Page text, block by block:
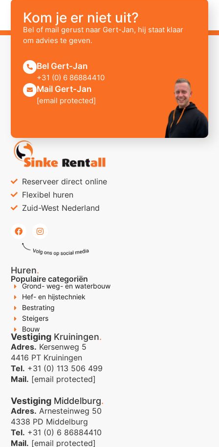
Reserveer direct online
Flexibel huren
Zuid-West Nederland
Huren.
Populaire categoriën
Grond- weg- en waterbouw
Hef- en hijstechniek
Bestrating
Steigers
Bouw
Vestiging Kruiningen.
Adres. Kersenweg 5
4416 PT Kruiningen
Tel. +31 (0) 113 506 499
Mail. [email protected]
Vestiging Middelburg.
Adres. Arnesteinweg 50
4338 PD Middelburg
Tel. +31 (0) 6 86884410
Mail. [email protected]
Kom je er niet uit?
Bel of mail gerust naar Gert-Jan, hij staat klaar
om advies te geven.
Bel Gert-Jan
+31 (0) 6 86884410
Mail Gert-Jan
[email protected]